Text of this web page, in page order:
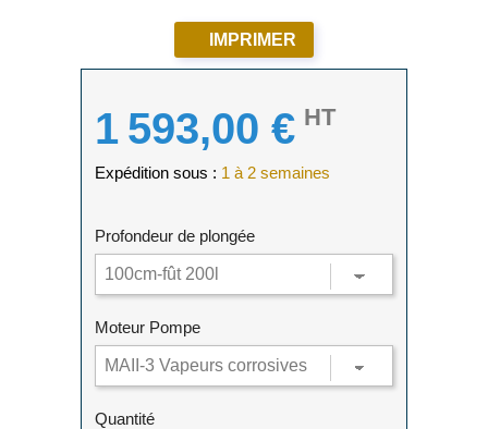
IMPRIMER
1 593,00 € HT
Expédition sous : 1 à 2 semaines
Profondeur de plongée
Moteur Pompe
Quantité